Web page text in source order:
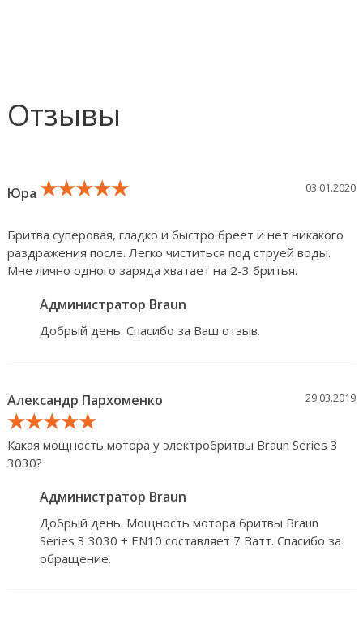
Отзывы
Юра ★★★★★
★★★★★
★★★★★ 03.01.2020
Бритва суперовая, гладко и быстро бреет и нет никакого
раздражения после. Легко чиститься под струей воды.
Мне лично одного заряда хватает на 2-3 бритья.
Администратор Braun
Добрый день. Спасибо за Ваш отзыв.
Александр Пархоменко
★★★★★
★★★★★
★★★★★
29.03.2019
Какая мощность мотора у электробритвы Braun Series 3
3030?
Администратор Braun
Добрый день. Мощность мотора бритвы Braun
Series 3 3030 + EN10 составляет 7 Ватт. Спасибо за
обращение.